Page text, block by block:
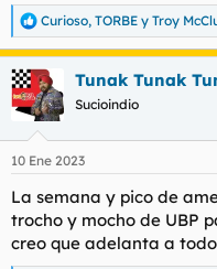
R
e
a
c
c
i
e
:
Curioso, TORBE y Troy
Tunak Tunak
Sucioindio
10 Ene 2023
La semana y pico de
trocho y mocho de UBP
creo que adelanta a